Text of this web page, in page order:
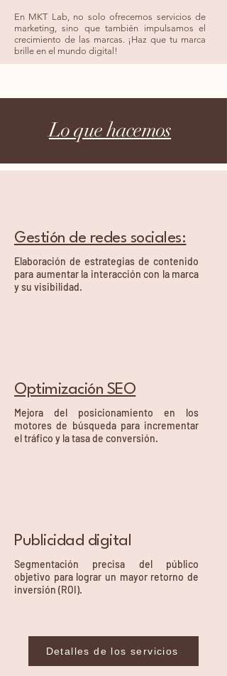
En MKT Lab, no solo ofrecemos servicios de
marketing, sino que también impulsamos el
crecimiento de las marcas. ¡Haz que tu marca
brille en el mundo digital!
Lo que hacemos
Gestión de redes sociales:
Elaboración de estrategias de contenido
para aumentar la interacción con la marca
y su visibilidad.
Optimización SEO
Mejora del posicionamiento en los
motores de búsqueda para incrementar
el tráfico y la tasa de conversión.
Publicidad digital
Segmentación precisa del público
objetivo para lograr un mayor retorno de
inversión (ROI).
Detalles de los servicios